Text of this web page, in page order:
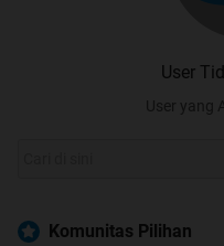
User
User yang
Komunitas Pilihan